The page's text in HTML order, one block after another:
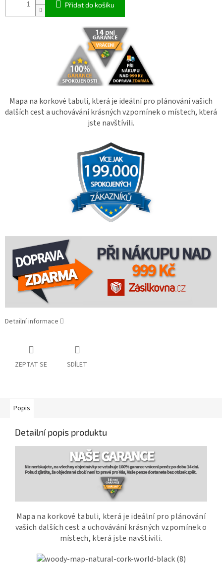
Přidat do košíku
Mapa na korkové tabuli, která je ideální pro plánování vašich
dalších cest a uchovávání krásných vzpomínek o místech, která
jste navštívili.
Detailní informace
ZEPTAT SE SDÍLET
Popis
Detailní popis produktu
Mapa na korkové tabuli, která je ideální pro plánování
vašich dalších cest a uchovávání krásných vzpomínek o
místech, která jste navštívili.